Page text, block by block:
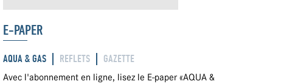
E-PAPER
AQUA & GAS REFLETS GAZETTE
Avec l'abonnement en ligne, lisez le E-paper «AQUA &